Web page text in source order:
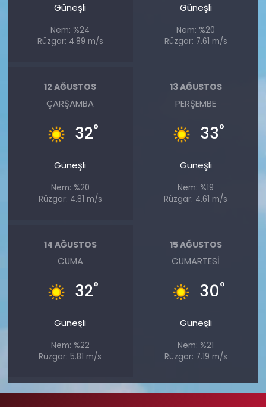
Güneşli
Nem: %24
Rüzgar: 4.89 m/s
Güneşli
Nem: %20
Rüzgar: 7.61 m/s
12 AĞUSTOS
ÇARŞAMBA
32°
Güneşli
Nem: %20
Rüzgar: 4.81 m/s
13 AĞUSTOS
PERŞEMBE
33°
Güneşli
Nem: %19
Rüzgar: 4.61 m/s
14 AĞUSTOS
CUMA
32°
Güneşli
Nem: %22
Rüzgar: 5.81 m/s
15 AĞUSTOS
CUMARTESI
30°
Güneşli
Nem: %21
Rüzgar: 7.19 m/s